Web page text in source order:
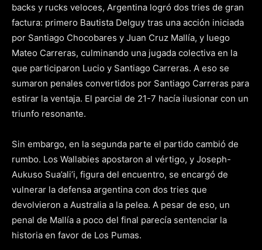
backs y rucks veloces, Argentina logró dos tries de gran
factura: primero Bautista Delguy tras una acción iniciada
por Santiago Chocobares y Juan Cruz Mallía, y luego
Mateo Carreras, culminando una jugada colectiva en la
que participaron Lucio y Santiago Carreras. A eso se
sumaron penales convertidos por Santiago Carreras para
estirar la ventaja. El parcial de 21-7 hacía ilusionar con un
triunfo resonante.
Sin embargo, en la segunda parte el partido cambió de
rumbo. Los Wallabies apostaron al vértigo, y Joseph-
Aukuso Sua’ali’i, figura del encuentro, se encargó de
vulnerar la defensa argentina con dos tries que
devolvieron a Australia a la pelea. A pesar de eso, un
penal de Mallía a poco del final parecía sentenciar la
historia en favor de Los Pumas.